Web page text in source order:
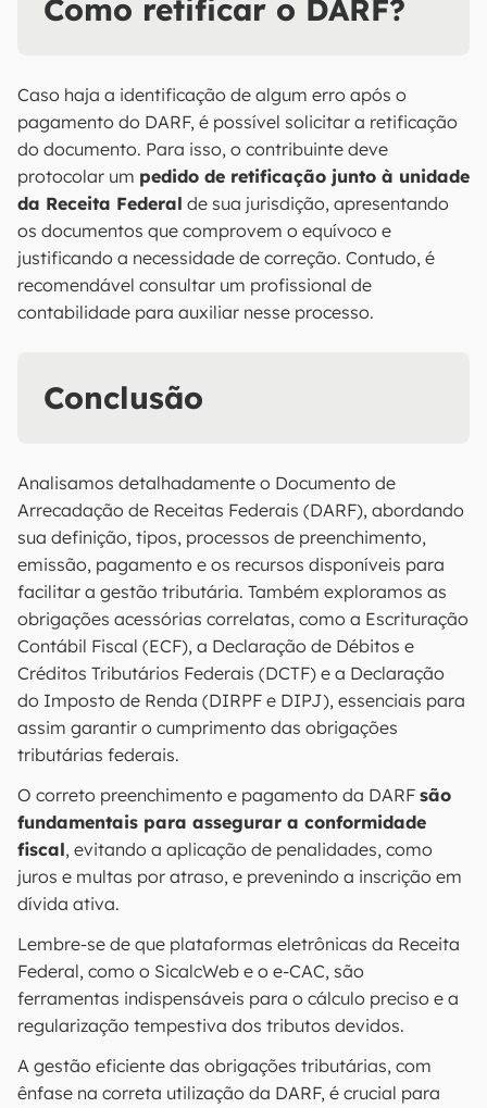
Como retificar o DARF?
Caso haja a identificação de algum erro após o
pagamento do DARF, é possível solicitar a retificação
do documento. Para isso, o contribuinte deve
protocolar um pedido de retificação junto à unidade
da Receita Federal de sua jurisdição, apresentando
os documentos que comprovem o equívoco e
justificando a necessidade de correção. Contudo, é
recomendável consultar um profissional de
contabilidade para auxiliar nesse processo.
Conclusão
Analisamos detalhadamente o Documento de
Arrecadação de Receitas Federais (DARF), abordando
sua definição, tipos, processos de preenchimento,
emissão, pagamento e os recursos disponíveis para
facilitar a gestão tributária. Também exploramos as
obrigações acessórias correlatas, como a Escrituração
Contábil Fiscal (ECF), a Declaração de Débitos e
Créditos Tributários Federais (DCTF) e a Declaração
do Imposto de Renda (DIRPF e DIPJ), essenciais para
assim garantir o cumprimento das obrigações
tributárias federais.
O correto preenchimento e pagamento da DARF são
fundamentais para assegurar a conformidade
fiscal, evitando a aplicação de penalidades, como
juros e multas por atraso, e prevenindo a inscrição em
dívida ativa.
Lembre-se de que plataformas eletrônicas da Receita
Federal, como o SicalcWeb e o e-CAC, são
ferramentas indispensáveis para o cálculo preciso e a
regularização tempestiva dos tributos devidos.
A gestão eficiente das obrigações tributárias, com
ênfase na correta utilização da DARF, é crucial para